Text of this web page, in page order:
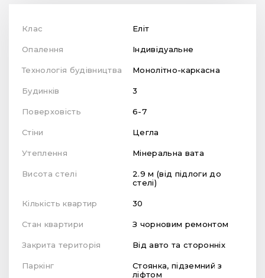
Клас Еліт
Опалення Індивідуальне
Технологія будівництва Монолітно-каркасна
Будинків 3
Поверховість 6-7
Стіни Цегла
Утеплення Мінеральна вата
Висота стелі
2.9 м (від підлоги до
стелі)
Кількість квартир 30
Стан квартири З чорновим ремонтом
Закрита територія Від авто та сторонніх
Паркінг
Стоянка, підземний з
ліфтом